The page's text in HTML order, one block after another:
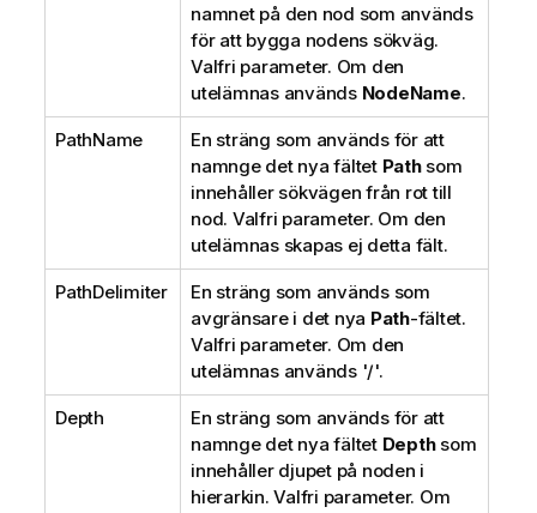
namnet på den nod som används
för att bygga nodens sökväg.
Valfri parameter. Om den
utelämnas används NodeName.
PathName
En sträng som används för att
namnge det nya fältet Pathsom
innehåller sökvägen från rot till
nod. Valfri parameter. Om den
utelämnas skapas ej detta fält.
PathDelimiter
En sträng som används som
avgränsare i det nya Path-fältet.
Valfri parameter. Om den
utelämnas används '/'.
Depth
En sträng som används för att
namnge det nya fältet Depthsom
innehåller djupet på noden i
hierarkin. Valfri parameter. Om